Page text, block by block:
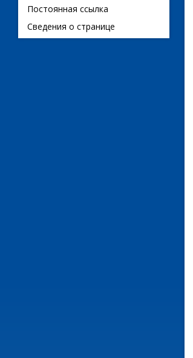
Постоянная ссылка
Сведения о странице